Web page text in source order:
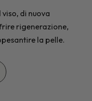
rigenerazione,
la pelle.